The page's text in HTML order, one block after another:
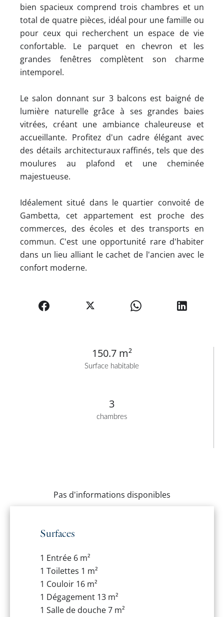
Surface habitable
150.7 m²
chambres
3
bien spacieux comprend trois chambres et un
total de quatre pièces, idéal pour une famille ou
pour ceux qui recherchent un espace de vie
confortable. Le parquet en chevron et les
grandes fenêtres complètent son charme
intemporel.
Le salon donnant sur 3 balcons est baigné de
lumière naturelle grâce à ses grandes baies
vitrées, créant une ambiance chaleureuse et
accueillante. Profitez d'un cadre élégant avec
des détails architecturaux raffinés, tels que des
moulures au plafond et une cheminée
majestueuse.
Idéalement situé dans le quartier convoité de
Gambetta, cet appartement est proche des
commerces, des écoles et des transports en
commun. C'est une opportunité rare d'habiter
dans un lieu alliant le cachet de l'ancien avec le
confort moderne.
Pas d'informations disponibles
Surfaces
1 Entrée 6 m²
1 Toilettes 1 m²
1 Couloir 16 m²
1 Dégagement 13 m²
1 Salle de douche7 m²